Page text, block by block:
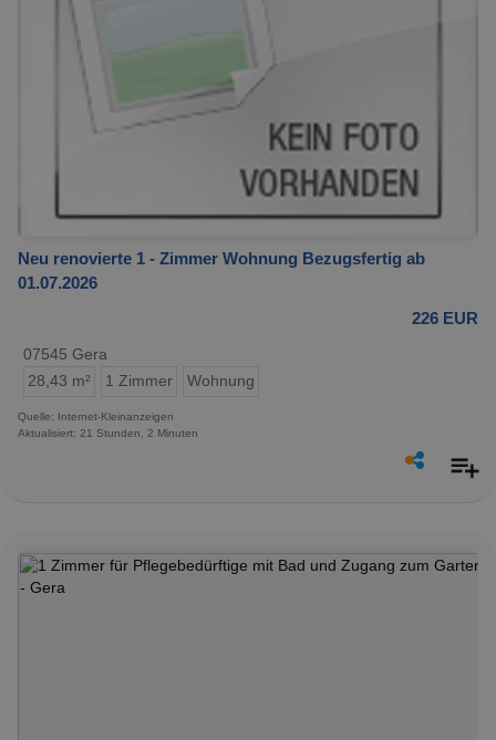
Neu renovierte 1 - Zimmer Wohnung Bezugsfertig ab
01.07.2026
226 EUR
07545 Gera
28,43 m²
1 Zimmer Wohnung
Quelle: Internet-Kleinanzeigen
Aktualisiert: 21 Stunden, 2 Minuten